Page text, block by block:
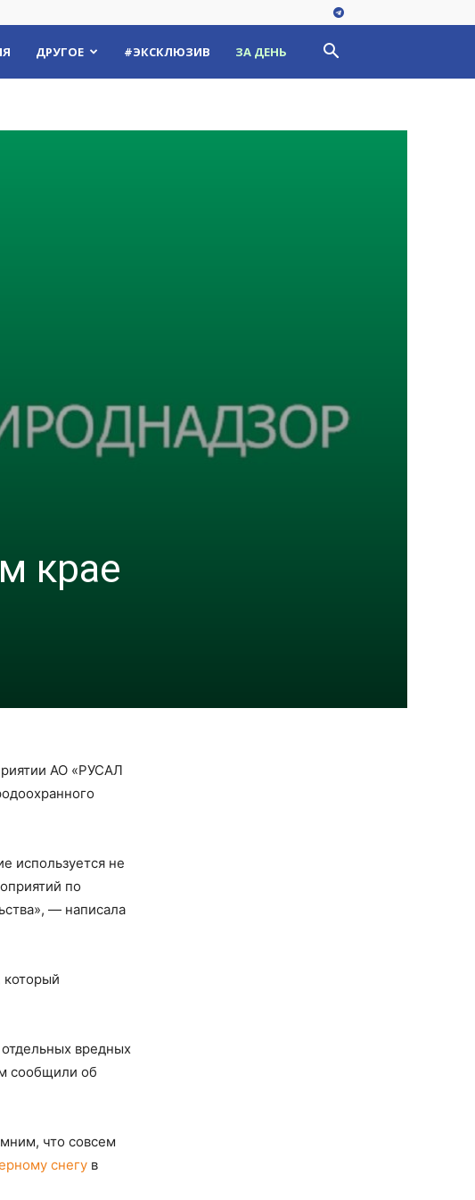
ДРУГОЕ #ЭКСКЛЮЗИВ ЗА ДЕНЬ
крае
АО «РУСАЛ
используется не
по
— написала
который
вредных
сообщили об
что совсем
снегу в